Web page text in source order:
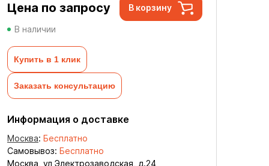
Цена по запросу В корзину
В наличии
Купить в 1 клик
Заказать консультацию
Информация о доставке
Москва: Бесплатно
Самовывоз: Бесплатно
Москва, ул Электрозаводская, д.24